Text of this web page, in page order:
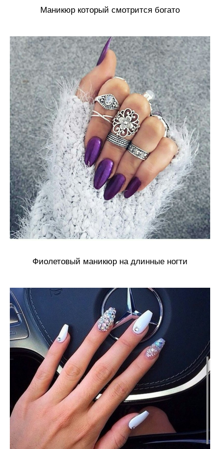
Маникюр который смотрится богато
Фиолетовый маникюр на длинные ногти